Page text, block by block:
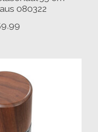
080322